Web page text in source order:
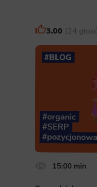
3.00 24
15:00 min